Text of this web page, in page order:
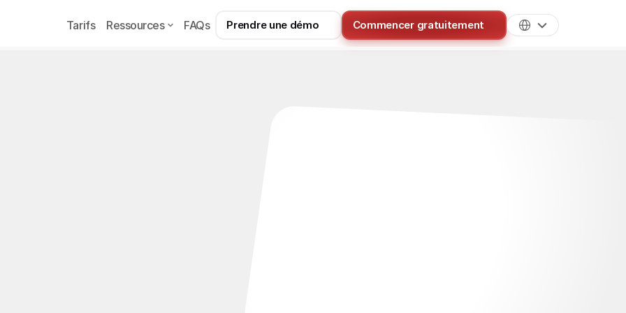
Tarifs Ressources FAQs Prendre une démo Commencer gratuitement